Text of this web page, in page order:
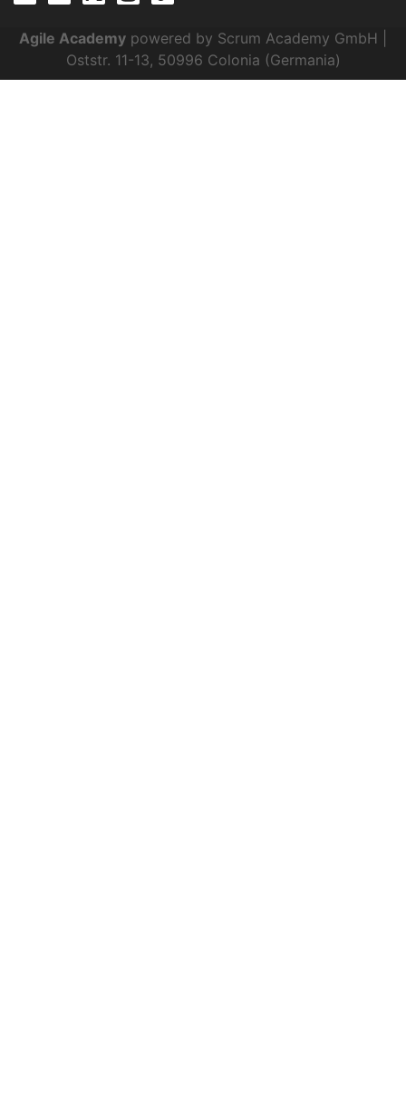
Agile Academy powered by Scrum Academy GmbH |
Oststr. 11-13, 50996 Colonia (Germania)